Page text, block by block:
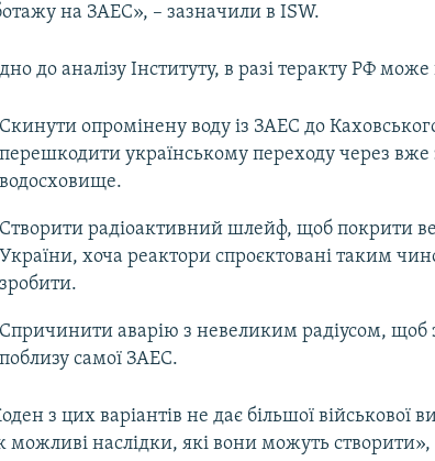
на ЗАЕС», – зазначили в ISW.
до аналізу Інституту, в разі теракту РФ
Скинути опромінену воду із ЗАЕС до
перешкодити українському переходу через
водосховище.
Створити радіоактивний шлейф, щоб покрити
України, хоча реактори спроєктовані таким
зробити.
Спричинити аварію з невеликим радіусом, щоб
поблизу самої ЗАЕС.
з цих варіантів не дає більшої військової
можливі наслідки, які вони можуть створити»,